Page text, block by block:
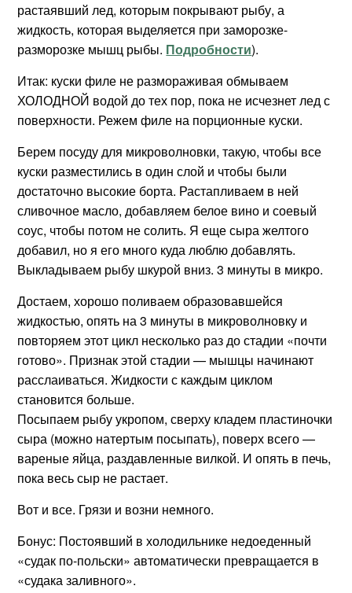
растаявший лед, которым покрывают рыбу, а
жидкость, которая выделяется при заморозке-
разморозке мышц рыбы. Подробности).
Итак: куски филе не размораживая обмываем
ХОЛОДНОЙ водой до тех пор, пока не исчезнет лед с
поверхности. Режем филе на порционные куски.
Берем посуду для микроволновки, такую, чтобы все
куски разместились в один слой и чтобы были
достаточно высокие борта. Растапливаем в ней
сливочное масло, добавляем белое вино и соевый
соус, чтобы потом не солить. Я еще сыра желтого
добавил, но я его много куда люблю добавлять.
Выкладываем рыбу шкурой вниз. 3 минуты в микро.
Достаем, хорошо поливаем образовавшейся
жидкостью, опять на 3 минуты в микроволновку и
повторяем этот цикл несколько раз до стадии «почти
готово». Признак этой стадии — мышцы начинают
расслаиваться. Жидкости с каждым циклом
становится больше.
Посыпаем рыбу укропом, сверху кладем пластиночки
сыра (можно натертым посыпать), поверх всего —
вареные яйца, раздавленные вилкой. И опять в печь,
пока весь сыр не растает.
Вот и все. Грязи и возни немного.
Бонус: Постоявший в холодильнике недоеденный
«судак по-польски» автоматически превращается в
«судака заливного».